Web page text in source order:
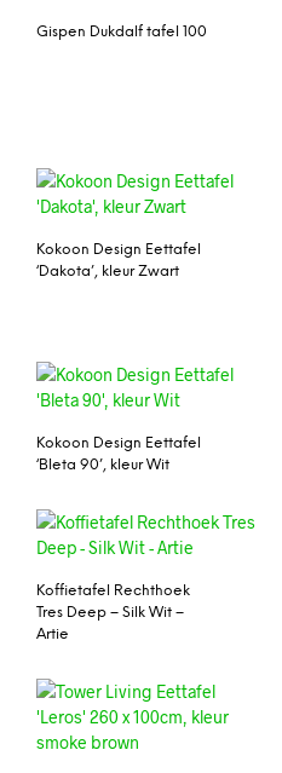
Gispen Dukdalf tafel 100
Kokoon Design Eettafel
‘Dakota’, kleur Zwart
Kokoon Design Eettafel
‘Bleta 90’, kleur Wit
Koffietafel Rechthoek
Tres Deep – Silk Wit –
Artie